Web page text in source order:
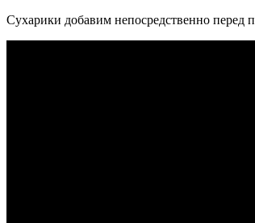
Сухарики добавим непосредственно перед